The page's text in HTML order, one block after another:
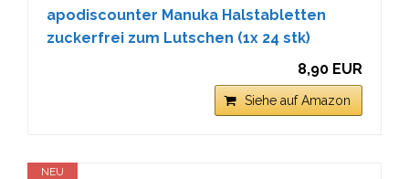
apodiscounter Manuka Halstabletten
zuckerfrei zum Lutschen (1x 24 stk)
8,90 EUR
Siehe auf Amazon
NEU